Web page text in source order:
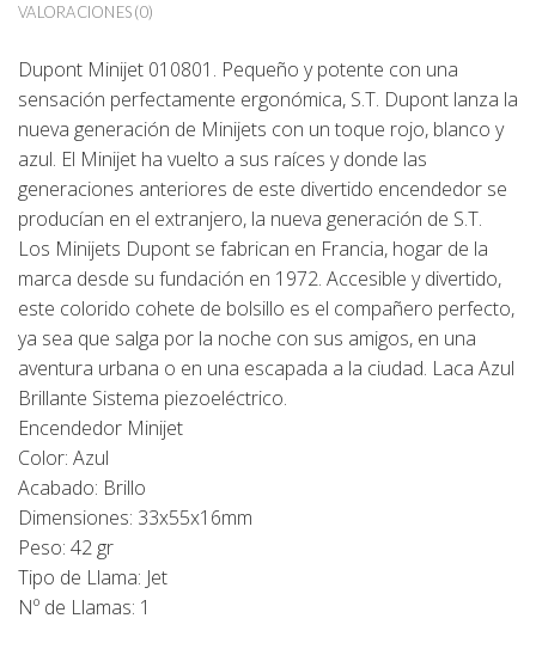
VALORACIONES (0)
Dupont Minijet 010801. Pequeño y potente con una
sensación perfectamente ergonómica, S.T. Dupont lanza la
nueva generación de Minijets con un toque rojo, blanco y
azul. El Minijet ha vuelto a sus raíces y donde las
generaciones anteriores de este divertido encendedor se
producían en el extranjero, la nueva generación de S.T.
Los Minijets Dupont se fabrican en Francia, hogar de la
marca desde su fundación en 1972. Accesible y divertido,
este colorido cohete de bolsillo es el compañero perfecto,
ya sea que salga por la noche con sus amigos, en una
aventura urbana o en una escapada a la ciudad. Laca Azul
Brillante Sistema piezoeléctrico.
Encendedor Minijet
Color: Azul
Acabado: Brillo
Dimensiones: 33x55x16mm
Peso: 42 gr
Tipo de Llama: Jet
Nº de Llamas: 1